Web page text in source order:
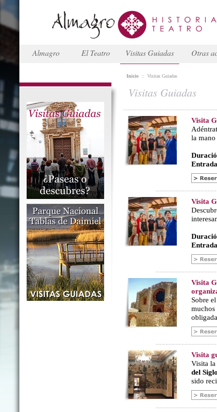
Almagro El Teatro Visitas Guiadas Otras
Inicio :: Visitas Guiadas
Visitas Guiadas
Visita
la
Visita
Visita
Sobre
Visita
Visita la
del
sido